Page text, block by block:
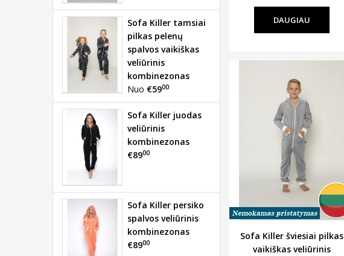
DAUGIAU
Sofa Killer šviesiai pilkas
vaikiškas veliūrinis
Sofa Killer tamsiai
pilkas pelenų
spalvos vaikiškas
veliūrinis
kombinezonas
Nuo €5900
Sofa Killer juodas
veliūrinis
kombinezonas
€8900
Sofa Killer persiko
spalvos veliūrinis
kombinezonas
€8900